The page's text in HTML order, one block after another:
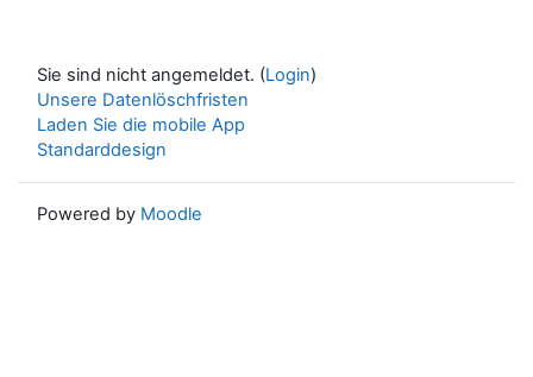
Sie sind nicht angemeldet. (Login)
Unsere Datenlöschfristen
Laden Sie die mobile App
Standarddesign
Powered by Moodle